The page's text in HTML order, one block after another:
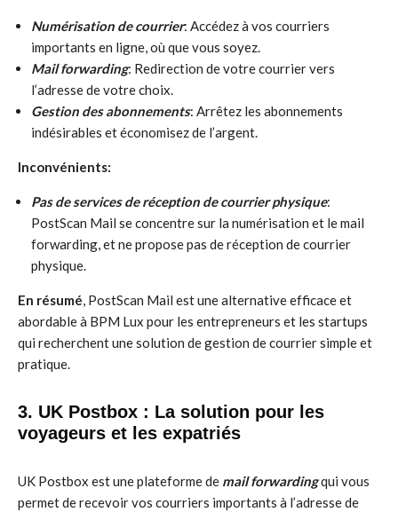
Numérisation de courrier: Accédez à vos courriers
importants en ligne, où que vous soyez.
Mail forwarding: Redirection de votre courrier vers
l’adresse de votre choix.
Gestion des abonnements: Arrêtez les abonnements
indésirables et économisez de l’argent.
Inconvénients:
Pas de services de réception de courrier physique:
PostScan Mail se concentre sur la numérisation et le mail
forwarding, et ne propose pas de réception de courrier
physique.
En résumé, PostScan Mail est une alternative efficace et
abordable à BPM Lux pour les entrepreneurs et les startups
qui recherchent une solution de gestion de courrier simple et
pratique.
3. UK Postbox : La solution pour les
voyageurs et les expatriés
UK Postbox est une plateforme de mail forwardingqui vous
permet de recevoir vos courriers importants à l’adresse de